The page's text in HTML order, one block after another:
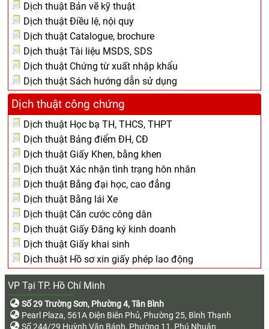
Dịch thuật Bản vẽ kỹ thuật
Dịch thuật Điều lệ, nội quy
Dịch thuật Catalogue, brochure
Dịch thuật Tài liệu MSDS, SDS
Dịch thuật Chứng từ xuất nhập khẩu
Dịch thuật Sách hướng dẫn sử dụng
Dịch thuật công chứng
Dịch thuật Học bạ TH, THCS, THPT
Dịch thuật Bảng điểm ĐH, CĐ
Dịch thuật Giấy Khen, bằng khen
Dịch thuật Xác nhận tình trạng hôn nhân
Dịch thuật Bằng đại học, cao đẳng
Dịch thuật Bằng lái Xe
Dịch thuật Căn cước công dân
Dịch thuật Giấy Đăng ký kinh doanh
Dịch thuật Giấy khai sinh
Dịch thuật Hồ sơ xin giấy phép lao động
VP Tại TP. Hồ Chí Minh
Số 29 Trường Sơn, Phường 4, Tân Bình
Pearl Plaza, 561A Điện Biên Phủ, Phường 25, Bình Thạnh
Số 244/29 Huỳnh Văn Bánh, Phường 11, Phú Nhuận